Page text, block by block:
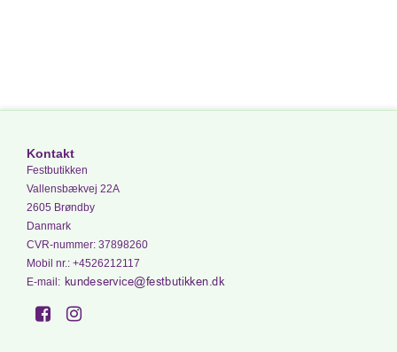
Kontakt
Festbutikken
Vallensbækvej 22A
2605 Brøndby
Danmark
CVR-nummer: 37898260
Mobil nr.: +4526212117
E-mail :